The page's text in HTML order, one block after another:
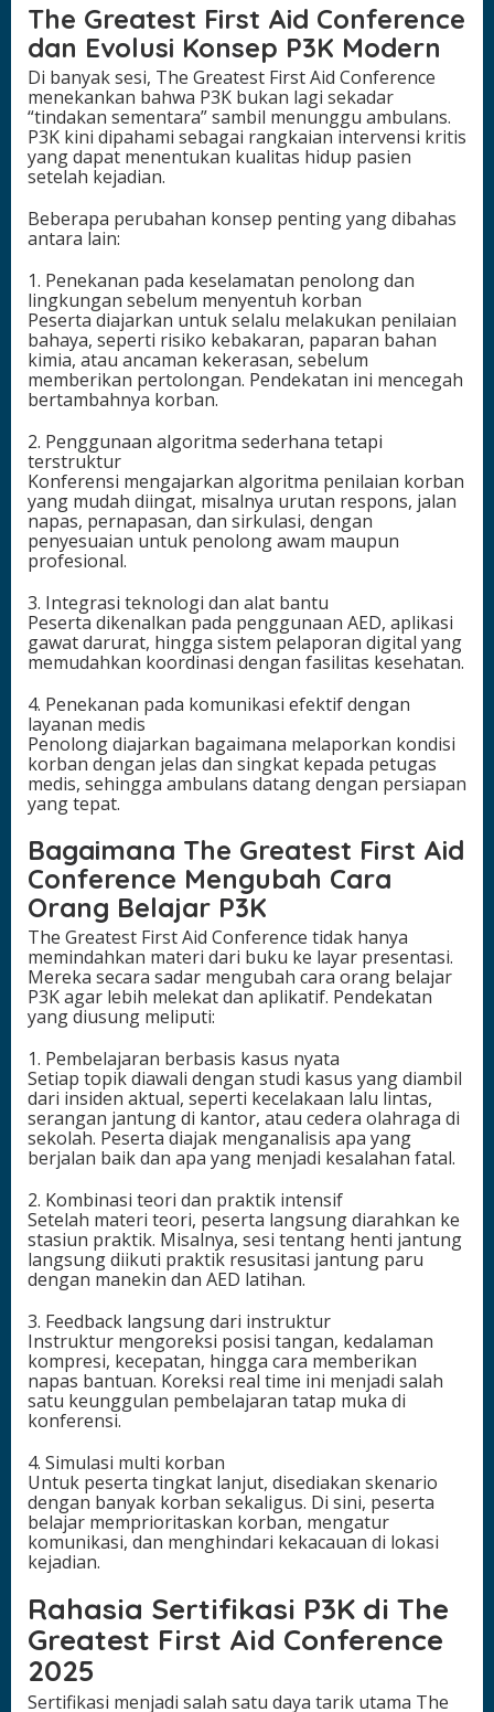
The Greatest First Aid Conference
dan Evolusi Konsep P3K Modern
Di banyak sesi, The Greatest First Aid Conference
menekankan bahwa P3K bukan lagi sekadar
“tindakan sementara” sambil menunggu ambulans.
P3K kini dipahami sebagai rangkaian intervensi kritis
yang dapat menentukan kualitas hidup pasien
setelah kejadian.
Beberapa perubahan konsep penting yang dibahas
antara lain:
1. Penekanan pada keselamatan penolong dan
lingkungan sebelum menyentuh korban
Peserta diajarkan untuk selalu melakukan penilaian
bahaya, seperti risiko kebakaran, paparan bahan
kimia, atau ancaman kekerasan, sebelum
memberikan pertolongan. Pendekatan ini mencegah
bertambahnya korban.
2. Penggunaan algoritma sederhana tetapi
terstruktur
Konferensi mengajarkan algoritma penilaian korban
yang mudah diingat, misalnya urutan respons, jalan
napas, pernapasan, dan sirkulasi, dengan
penyesuaian untuk penolong awam maupun
profesional.
3. Integrasi teknologi dan alat bantu
Peserta dikenalkan pada penggunaan AED, aplikasi
gawat darurat, hingga sistem pelaporan digital yang
memudahkan koordinasi dengan fasilitas kesehatan.
4. Penekanan pada komunikasi efektif dengan
layanan medis
Penolong diajarkan bagaimana melaporkan kondisi
korban dengan jelas dan singkat kepada petugas
medis, sehingga ambulans datang dengan persiapan
yang tepat.
Bagaimana The Greatest First Aid
Conference Mengubah Cara
Orang Belajar P3K
The Greatest First Aid Conference tidak hanya
memindahkan materi dari buku ke layar presentasi.
Mereka secara sadar mengubah cara orang belajar
P3K agar lebih melekat dan aplikatif. Pendekatan
yang diusung meliputi:
1. Pembelajaran berbasis kasus nyata
Setiap topik diawali dengan studi kasus yang diambil
dari insiden aktual, seperti kecelakaan lalu lintas,
serangan jantung di kantor, atau cedera olahraga di
sekolah. Peserta diajak menganalisis apa yang
berjalan baik dan apa yang menjadi kesalahan fatal.
2. Kombinasi teori dan praktik intensif
Setelah materi teori, peserta langsung diarahkan ke
stasiun praktik. Misalnya, sesi tentang henti jantung
langsung diikuti praktik resusitasi jantung paru
dengan manekin dan AED latihan.
3. Feedback langsung dari instruktur
Instruktur mengoreksi posisi tangan, kedalaman
kompresi, kecepatan, hingga cara memberikan
napas bantuan. Koreksi real time ini menjadi salah
satu keunggulan pembelajaran tatap muka di
konferensi.
4. Simulasi multi korban
Untuk peserta tingkat lanjut, disediakan skenario
dengan banyak korban sekaligus. Di sini, peserta
belajar memprioritaskan korban, mengatur
komunikasi, dan menghindari kekacauan di lokasi
kejadian.
Rahasia Sertifikasi P3K di The
Greatest First Aid Conference
2025
Sertifikasi menjadi salah satu daya tarik utama The